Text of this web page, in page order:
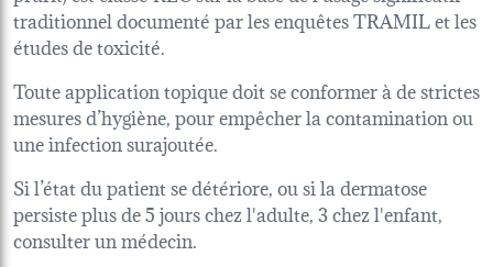
traditionnel documenté par les enquêtes TRAMIL et les
études de toxicité.
Toute application topique doit se conformer à de strictes
mesures d’hygiène, pour empêcher la contamination ou
une infection surajoutée.
Si l’état du patient se détériore, ou si la dermatose
persiste plus de 5 jours chez l'adulte, 3 chez l'enfant,
consulter un médecin.